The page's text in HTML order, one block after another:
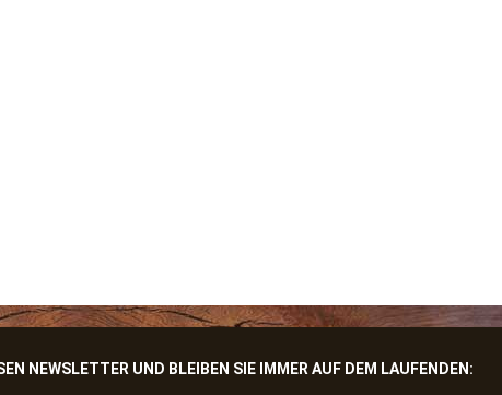
NEWSLETTER UND BLEIBEN SIE IMMER AUF DEM LAUFENDEN: